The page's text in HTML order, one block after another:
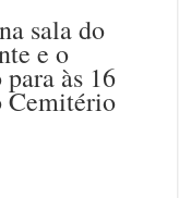
sala do
e o
às 16
Cemitério